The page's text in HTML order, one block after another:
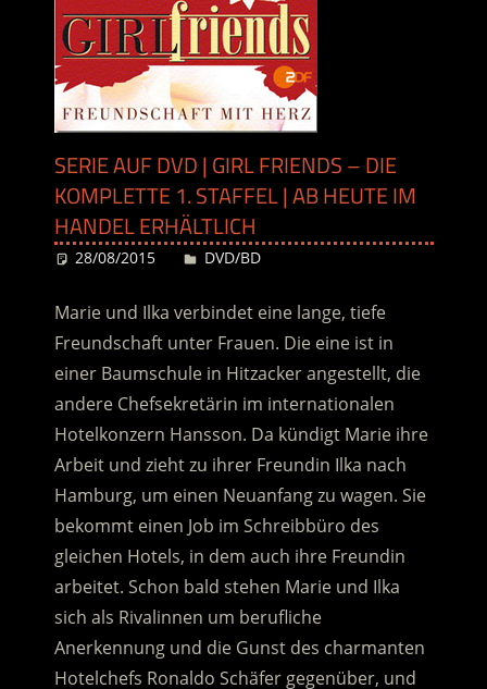
SERIE AUF DVD | GIRL FRIENDS – DIE
KOMPLETTE 1. STAFFEL | AB HEUTE IM
HANDEL ERHÄLTLICH
28/08/2015 Desiree
DVD/BD
Marie und Ilka verbindet eine lange, tiefe
Freundschaft unter Frauen. Die eine ist in
einer Baumschule in Hitzacker angestellt, die
andere Chefsekretärin im internationalen
Hotelkonzern Hansson. Da kündigt Marie ihre
Arbeit und zieht zu ihrer Freundin Ilka nach
Hamburg, um einen Neuanfang zu wagen. Sie
bekommt einen Job im Schreibbüro des
gleichen Hotels, in dem auch ihre Freundin
arbeitet. Schon bald stehen Marie und Ilka
sich als Rivalinnen um berufliche
Anerkennung und die Gunst des charmanten
Hotelchefs Ronaldo Schäfer gegenüber, und